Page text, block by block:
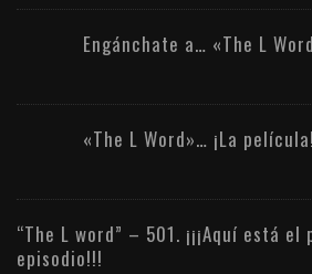
Engánchate a… «The L
«The L Word»… ¡La película!
“The L word” – 501. ¡¡¡Aquí está el
episodio!!!